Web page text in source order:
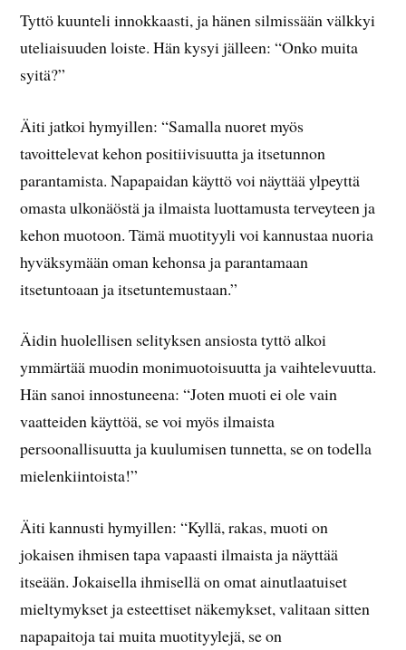
Tyttö kuunteli innokkaasti, ja hänen silmissään välkkyi
uteliaisuuden loiste. Hän kysyi jälleen: “Onko muita
syitä?”
Äiti jatkoi hymyillen: “Samalla nuoret myös
tavoittelevat kehon positiivisuutta ja itsetunnon
parantamista. Napapaidan käyttö voi näyttää ylpeyttä
omasta ulkonäöstä ja ilmaista luottamusta terveyteen ja
kehon muotoon. Tämä muotityyli voi kannustaa nuoria
hyväksymään oman kehonsa ja parantamaan
itsetuntoaan ja itsetuntemustaan.”
Äidin huolellisen selityksen ansiosta tyttö alkoi
ymmärtää muodin monimuotoisuutta ja vaihtelevuutta.
Hän sanoi innostuneena: “Joten muoti ei ole vain
vaatteiden käyttöä, se voi myös ilmaista
persoonallisuutta ja kuulumisen tunnetta, se on todella
mielenkiintoista!”
Äiti kannusti hymyillen: “Kyllä, rakas, muoti on
jokaisen ihmisen tapa vapaasti ilmaista ja näyttää
itseään. Jokaisella ihmisellä on omat ainutlaatuiset
mieltymykset ja esteettiset näkemykset, valitaan sitten
napapaitoja tai muita muotityylejä, se on